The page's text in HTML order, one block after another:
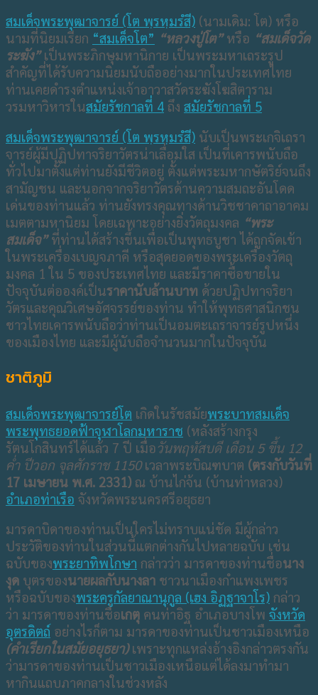
สมเด็จพระพุฒาจารย์ (โต พฺรหฺมรํสี) (นามเดิม: โต) หรือ
นามที่นิยมเรียก “สมเด็จโต” “หลวงปู่โต”หรือ “สมเด็จวัด
ระฆัง”เป็นพระภิกษุมหานิกาย เป็นพระมหาเถระรูป
สำคัญที่ได้รับความนิยมนับถืออย่างมากในประเทศไทย
ท่านเคยดำรงตำแหน่งเจ้าอาวาสวัดระฆังโฆสิตาราม
วรมหาวิหารในสมัยรัชกาลที่ 4 ถึง สมัยรัชกาลที่ 5
สมเด็จพระพุฒาจารย์ (โต พฺรหฺมรํสี) นับเป็นพระเกจิเถรา
จารย์ผู้มีปฏิปทาจริยาวัตรน่าเลื่อมใส เป็นที่เคารพนับถือ
ทั่วไปมาตั้งแต่ท่านยังมีชีวิตอยู่ ตั้งแต่พระมหากษัตริย์จนถึง
สามัญชน และนอกจากจริยาวัตรด้านความสมถะอันโดด
เด่นของท่านแล้ว ท่านยังทรงคุณทางด้านวิชชาคาถาอาคม
เมตตามหานิยม โดยเฉพาะอย่างยิ่งวัตถุมงคล “พระ
สมเด็จ” ที่ท่านได้สร้างขึ้นเพื่อเป็นพุทธบูชา ได้ถูกจัดเข้า
ในพระเครื่องเบญจภาคี หรือสุดยอดของพระเครื่องวัตถุ
มงคล 1 ใน 5 ของประเทศไทย และมีราคาซื้อขายใน
ปัจจุบันต่อองค์เป็นราคานับล้านบาท ด้วยปฏิปทาจริยา
วัตรและคุณวิเศษอัศจรรย์ของท่าน ทำให้พุทธศาสนิกชน
ชาวไทยเคารพนับถือว่าท่านเป็นอมตะเถราจารย์รูปหนึ่ง
ของเมืองไทย และมีผู้นับถือจำนวนมากในปัจจุบัน
ชาติภูมิ
สมเด็จพระพุฒาจารย์โต เกิดในรัชสมัยพระบาทสมเด็จ
พระพุทธยอดฟ้าจุฬาโลกมหาราช (หลังสร้างกรุง
รัตนโกสินทร์ได้แล้ว 7 ปี เมื่อวันพฤหัสบดี เดือน 5 ขึ้น 12
ค่ำ ปีวอก จุลศักราช 1150เวลาพระบิณฑบาต (ตรงกับวันที่
17 เมษายน พ.ศ. 2331) ณ บ้านไก่จ้น (บ้านท่าหลวง)
อำเภอท่าเรือ จังหวัดพระนครศรีอยุธยา
มารดาบิดาของท่านเป็นใครไม่ทราบแน่ชัด มีผู้กล่าว
ประวัติของท่านในส่วนนี้แตกต่างกันไปหลายฉบับ เช่น
ฉบับของพระยาทิพโกษา กล่าวว่า มารดาของท่านชื่อนาง
งุด บุตรของนายผลกับนางลา ชาวนาเมืองกำแพงเพชร
หรือฉบับของพระครูกัลยาณานุกูล (เฮง อิฏฐาจาโร) กล่าว
ว่า มารดาของท่านชื่อเกตุ คนท่าอิฐ อำเภอบางโพ จังหวัด
อุตรดิตถ์ อย่างไรก็ตาม มารดาของท่านเป็นชาวเมืองเหนือ
(คำเรียกในสมัยอยุธยา)เพราะทุกแหล่งอ้างอิงกล่าวตรงกัน
ว่ามารดาของท่านเป็นชาวเมืองเหนือแต่ได้ลงมาทำมา
หากินแถบภาคกลางในช่วงหลัง